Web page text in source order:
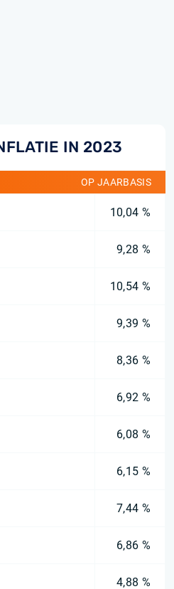
IN 2023
OP JAARBASIS
10,04 %
9,28 %
10,54 %
9,39 %
8,36 %
6,92 %
6,08 %
6,15 %
7,44 %
6,86 %
4,88 %